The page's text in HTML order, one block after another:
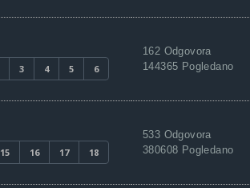
3 4 5 6
162 Odgovora
144365 Pogledano
15 16 17 18
533 Odgovora
380608 Pogledano